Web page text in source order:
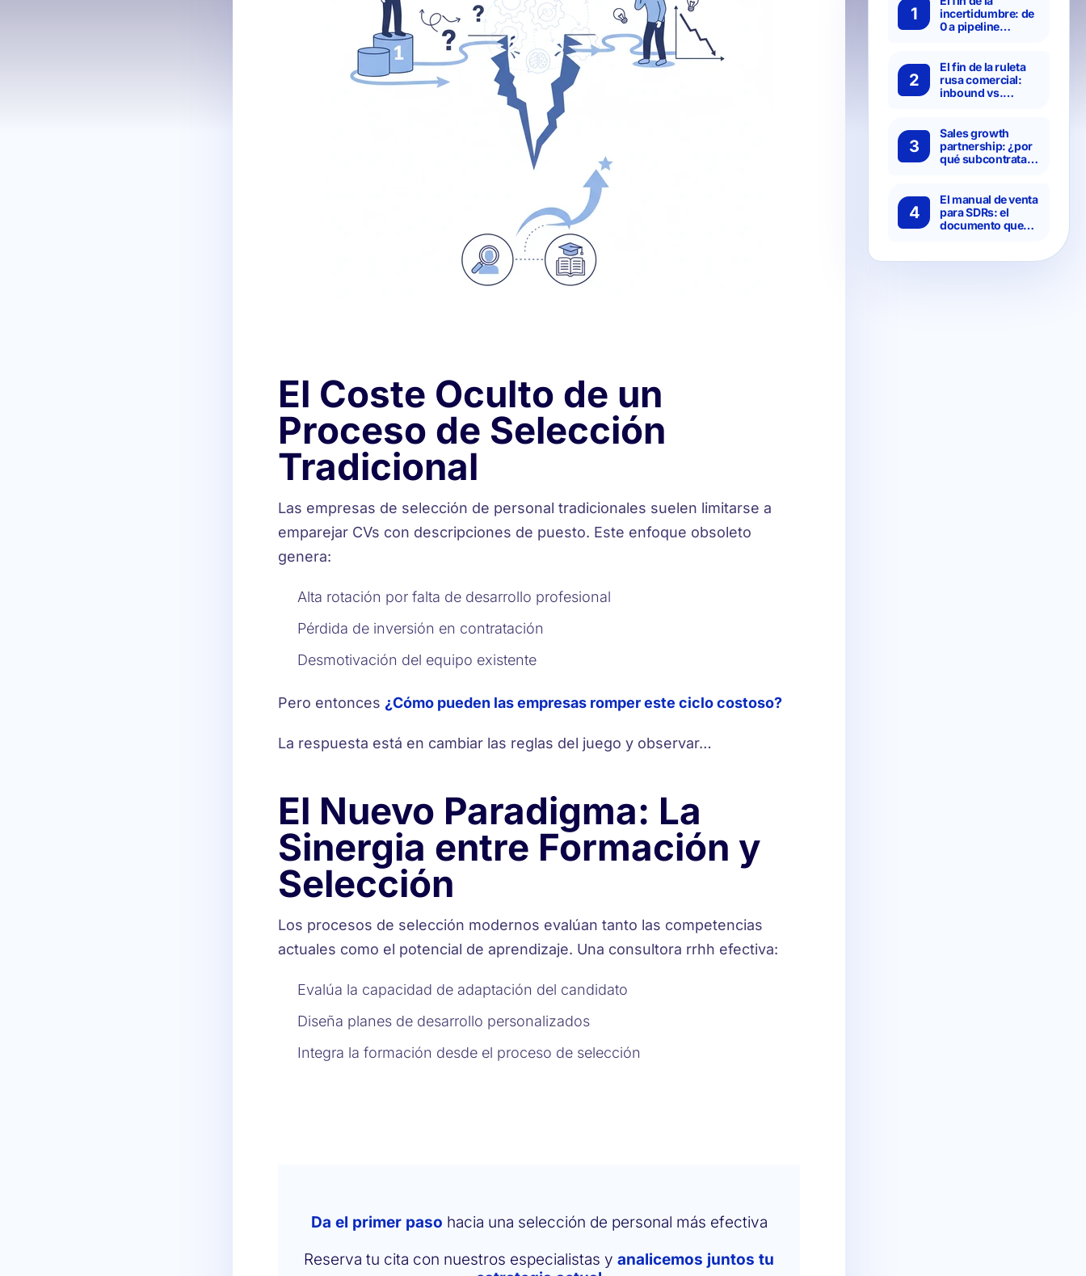
El Coste Oculto de un
Proceso de Selección
Tradicional
Las empresas de selección de personal tradicionales suelen limitarse a
emparejar CVs con descripciones de puesto. Este enfoque obsoleto
genera:
Alta rotación por falta de desarrollo profesional
Pérdida de inversión en contratación
Desmotivación del equipo existente
Pero entonces ¿Cómo pueden las empresas romper este ciclo costoso?
La respuesta está en cambiar las reglas del juego y observar…
El Nuevo Paradigma: La
Sinergia entre Formación y
Selección
Los procesos de selección modernos evalúan tanto las competencias
actuales como el potencial de aprendizaje. Una consultora rrhh efectiva:
Evalúa la capacidad de adaptación del candidato
Diseña planes de desarrollo personalizados
Integra la formación desde el proceso de selección
Da el primer paso hacia una selección de personal más efectiva
Reserva tu cita con nuestros especialistas y analicemos juntos tu
1
incertidumbre: de
0 a pipeline
Hanbai para
transformar tus
resultados
2
El fin de la ruleta
rusa comercial:
inbound vs.
crear una
estrategia de
crecimiento
diversificada
3
Sales growth
partnership: ¿por
qué subcontratar
más eficiente que
montarlo in-
house?
4
El manual de venta
para SDRs: el
documento que
de los predecibles